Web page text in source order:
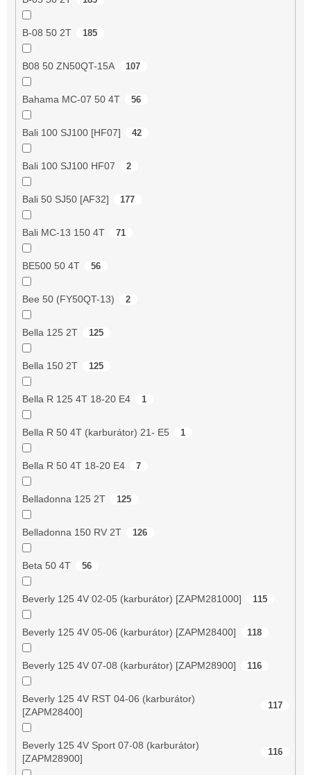
B-08 50 2T 185
B08 50 ZN50QT-15A 107
Bahama MC-07 50 4T 56
Bali 100 SJ100 [HF07] 42
Bali 100 SJ100 HF07 2
Bali 50 SJ50 [AF32] 177
Bali MC-13 150 4T 71
BE500 50 4T 56
Bee 50 (FY50QT-13) 2
Bella 125 2T 125
Bella 150 2T 125
Bella R 125 4T 18-20 E4 1
Bella R 50 4T (karburátor) 21- E5 1
Bella R 50 4T 18-20 E4 7
Belladonna 125 2T 125
Belladonna 150 RV 2T 126
Beta 50 4T 56
Beverly 125 4V 02-05 (karburátor) [ZAPM281000] 115
Beverly 125 4V 05-06 (karburátor) [ZAPM28400] 118
Beverly 125 4V 07-08 (karburátor) [ZAPM28900] 116
Beverly 125 4V RST 04-06 (karburátor)
[ZAPM28400]
117
Beverly 125 4V Sport 07-08 (karburátor)
[ZAPM28900]
116